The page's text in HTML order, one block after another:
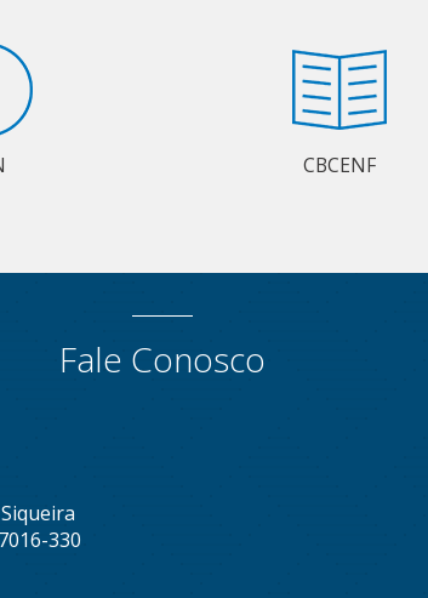
CBCENF
Fale Conosco
330